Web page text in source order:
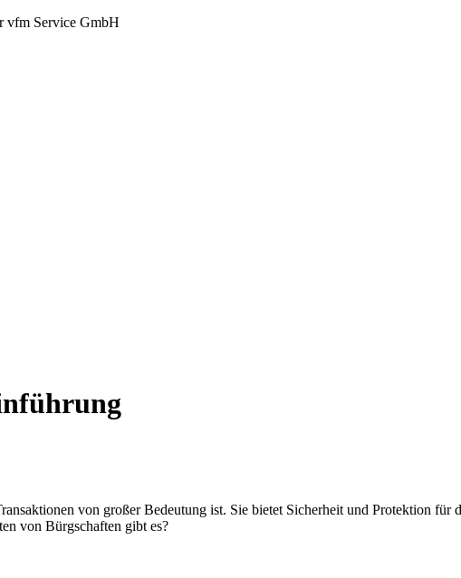
vfm Service GmbH
von großer Bedeutung ist. Sie bietet Sicherheit und Protektion
von Bürgschaften gibt es?